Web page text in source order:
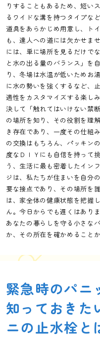
りすることもあるため、短い
るワイドな溝を持つタイプな
道具をあらかじめ用意し、ト
も、達人への道には欠かせま
には、単に場所を見るだけで
と水の出る量のバランス」を
り、冬場は水温が低いためお
に水の勢いを強くするなど、
適性をカスタマイズする楽し
決して「触れてはいけない禁
の場所を知り、その役割を理
き存在であり、一度その仕組
の交換はもちろん、パッキン
度なＤＩＹにも自信を持って
う、生活に最も密着したイン
ジは、私たちが住まいを自分
要な接点であり、その場所を
は、家全体の健康状態を把握
ん。今日からでも遅くはあり
あなたの暮らしを守る小さな
か、その所在を確かめること
緊急時のパニ
知っておきた
ニの止水栓と